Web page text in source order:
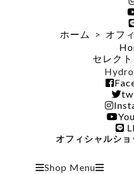
ホーム > オフ
セレク
オフィシャルショ
Shop Menu